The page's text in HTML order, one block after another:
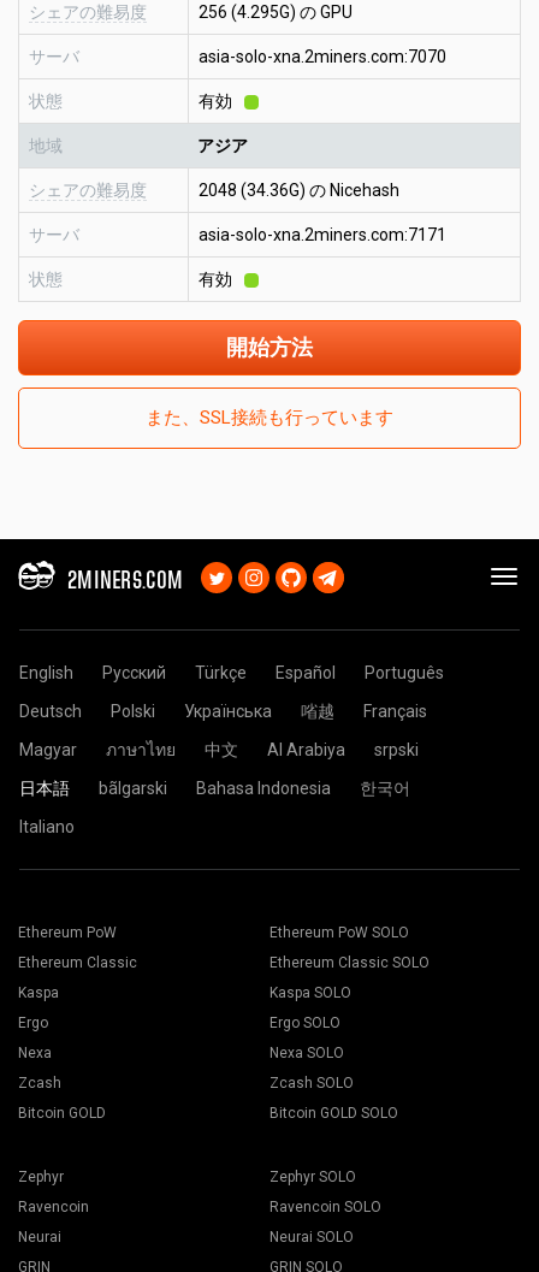
シェアの難易度 256 (4.295G) の GPU
サーバ asia-solo-xna.2miners.com:7070
状態 有効
地域 アジア
シェアの難易度 2048 (34.36G) の Nicehash
サーバ asia-solo-xna.2miners.com:7171
状態 有効
開始方法
また、SSL接続も行っています
2MINERS.COM
English Русский Türkçe Español
Português
Deutsch
Polski Українська 㗂越
Français
Magyar
ภาษาไทย 中文 Al Arabiya
srpski
日本語
bãlgarski Bahasa Indonesia
한국어
Italiano
Ethereum PoW
Ethereum Classic
Kaspa
Ergo
Nexa
Zcash
Bitcoin GOLD
Ethereum PoW SOLO
Ethereum Classic SOLO
Kaspa SOLO
Ergo SOLO
Nexa SOLO
Zcash SOLO
Bitcoin GOLD SOLO
Zephyr
Ravencoin
Neurai
GRIN
Zephyr SOLO
Ravencoin SOLO
Neurai SOLO
GRIN SOLO